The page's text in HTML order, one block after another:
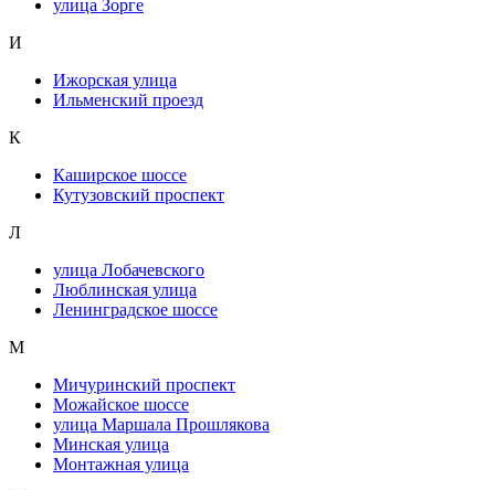
улица Зорге
И
Ижорская улица
Ильменский проезд
К
Каширское шоссе
Кутузовский проспект
Л
улица Лобачевского
Люблинская улица
Ленинградское шоссе
М
Мичуринский проспект
Можайское шоссе
улица Маршала Прошлякова
Минская улица
Монтажная улица